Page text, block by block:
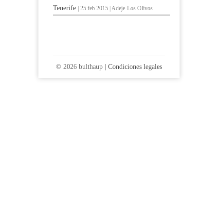
Tenerife
| 25 feb 2015 | Adeje-Los Olivos
© 2026 bulthaup | Condiciones legales